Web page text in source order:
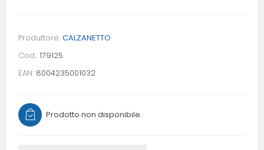
Produttore: CALZANETTO
Cod.: 179125
EAN: 8004235001032
Prodotto non disponibile.